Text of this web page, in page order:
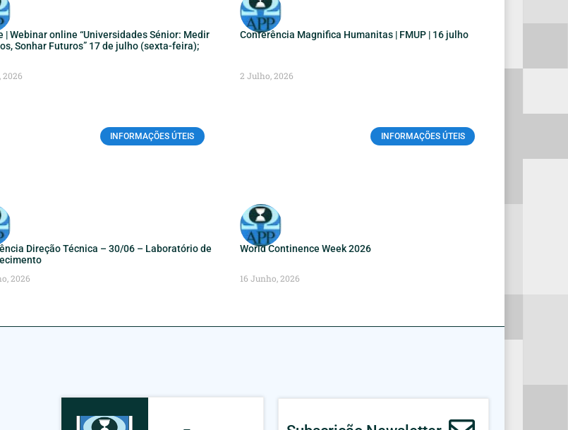
| Webinar online “Universidades Sénior: Medir
Sonhar Futuros” 17 de julho (sexta-feira);
2026
Conferência Magnifica Humanitas | FMUP | 16 julho
2 Julho, 2026
INFORMAÇÕES ÚTEIS
Direção Técnica – 30/06 – Laboratório de
2026
INFORMAÇÕES ÚTEIS
World Continence Week 2026
16 Junho, 2026